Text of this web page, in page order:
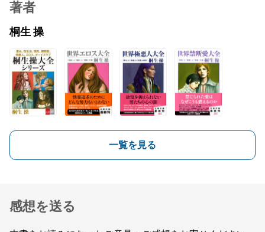
著者
桐生 操
一覧を見る
感想を送る